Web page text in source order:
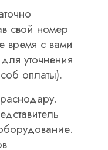
свой номер
время с вами
уточнения
оплаты).